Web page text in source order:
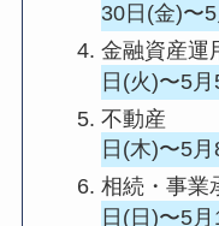
30日(金)〜
金融資
日(火)〜5
不動
日(木)〜5
相続・
日(日)〜5